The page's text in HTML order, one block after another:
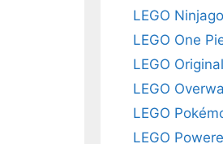
LEGO Ninjago
LEGO One
LEGO
LEGO
LEGO
LEGO